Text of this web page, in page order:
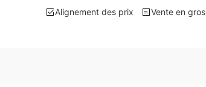
Alignement des prix Vente en gros